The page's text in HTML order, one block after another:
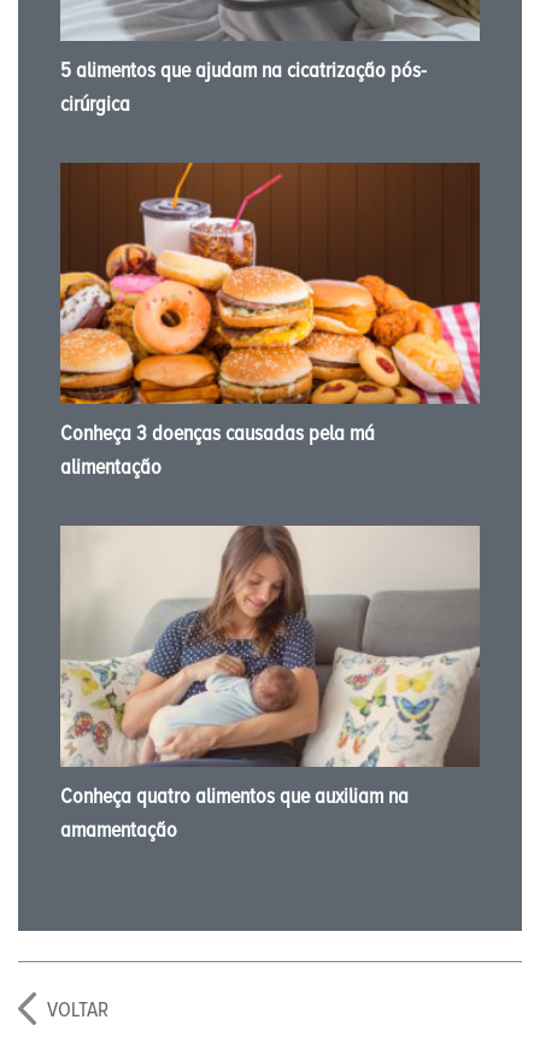
5 alimentos que ajudam na cicatrização pós-
cirúrgica
Conheça 3 doenças causadas pela má
alimentação
Conheça quatro alimentos que auxiliam na
amamentação
VOLTAR